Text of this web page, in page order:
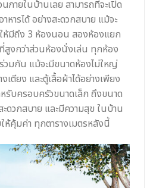
ายในบ้านเลย สามารถที่จะเปิด
หารได้ อย่างสะดวกสบาย แม้จะ
ห้มีถึง 3 ห้องนอน สองห้องแยก
สูงกว่าส่วนห้องนั่งเล่น ทุกห้อง
มกัน แม้จะมีขนาดห้องไม่ใหญ่
เตียง และตู้เสื้อผ้าได้อย่างเพียง
หรับครอบครัวขนาดเล็ก ถึงขนาด
ดวกสบาย และมีความสุข ในบ้าน
คุ้มค่า ทุกตารางเมตรหลังนี้